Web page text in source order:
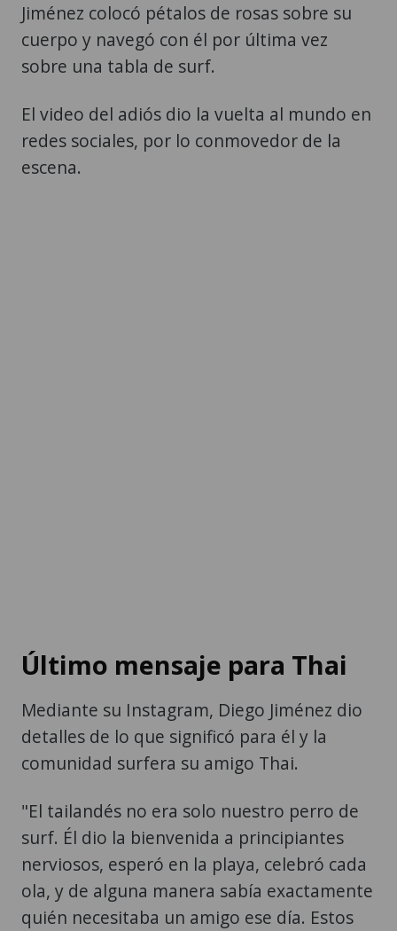
Jiménez colocó pétalos de rosas sobre su
cuerpo y navegó con él por última vez
sobre una tabla de surf.
El video del adiós dio la vuelta al mundo en
redes sociales, por lo conmovedor de la
escena.
Último mensaje para Thai
Mediante su Instagram, Diego Jiménez dio
detalles de lo que significó para él y la
comunidad surfera su amigo Thai.
"El tailandés no era solo nuestro perro de
surf. Él dio la bienvenida a principiantes
nerviosos, esperó en la playa, celebró cada
ola, y de alguna manera sabía exactamente
quién necesitaba un amigo ese día. Estos